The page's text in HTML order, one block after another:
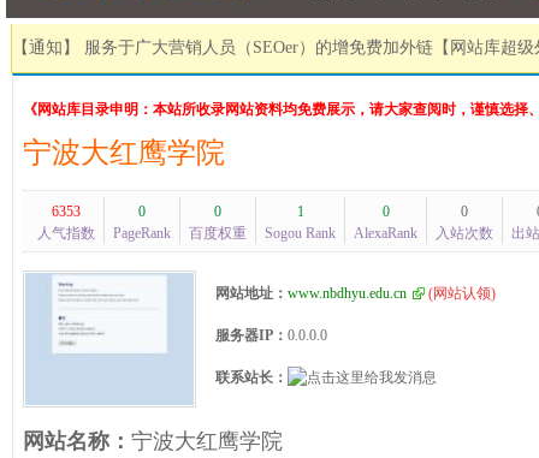
【通知】 服务于广大营销人员（SEOer）的增免费加外链 【网站库超
《网站库目录申明：本站所收录网站资料均免费展示，请大家查阅时，谨慎选择
宁波大红鹰学院
6353
人气指数
0
PageRank
0
百度权重
1
Sogou Rank
0
AlexaRank
0
入站次数
出
网站地址： www.nbdhyu.edu.cn (网站认领)
服务器IP： 0.0.0.0
联系站长：
网站名称： 宁波大红鹰学院